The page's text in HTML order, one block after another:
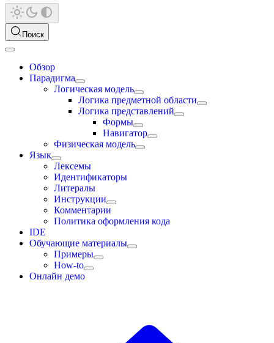
Поиск
Обзор
Парадигма
Логическая модель
Логика предметной области
Логика представлений
Формы
Навигатор
Физическая модель
Язык
Лексемы
Идентификаторы
Литералы
Инструкции
Комментарии
Политика оформления кода
IDE
Обучающие материалы
Примеры
How-to
Онлайн демо